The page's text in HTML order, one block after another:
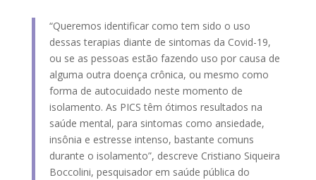
“Queremos identificar como tem sido o uso
dessas terapias diante de sintomas da Covid-19,
ou se as pessoas estão fazendo uso por causa de
alguma outra doença crônica, ou mesmo como
forma de autocuidado neste momento de
isolamento. As PICS têm ótimos resultados na
saúde mental, para sintomas como ansiedade,
insônia e estresse intenso, bastante comuns
durante o isolamento”, descreve Cristiano Siqueira
Boccolini, pesquisador em saúde pública do